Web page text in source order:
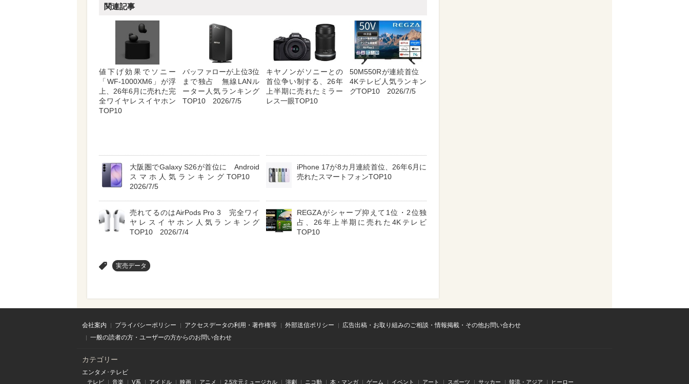
関連記事
値下げ効果でソニー
「WF-1000XM6」が浮
上、26年6月に売れた完
全ワイヤレスイヤホン
TOP10
バッファローが上位3位
まで独占 無線LANル
ーター人気ランキング
TOP10 2026/7/5
キヤノンがソニーとの
首位争い制する、26年
上半期に売れたミラー
レス一眼TOP10
50M550Rが連続首位
4Kテレビ人気ランキン
グTOP10 2026/7/5
大阪圏でGalaxy S26が首位に Android
スマホ人気ランキングTOP10
2026/7/5
iPhone 17が8カ月連続首位、26年6月に
売れたスマートフォンTOP10
売れてるのはAirPods Pro 3 完全ワイ
ヤレスイヤホン人気ランキング
TOP10 2026/7/4
REGZAがシャープ抑えて1位・2位独
占、26年上半期に売れた4Kテレビ
TOP10
実売データ
会社案内 プライバシーポリシー アクセスデータの利用・著作権等 外部送信ポリシー
広告出稿・お取り組みのご相談・情報掲載・その他お問い合わせ
一般の読者の方・ユーザーの方からのお問い合わせ
カテゴリー
エンタメ･テレビ
テレビ 音楽 V系 アイドル 映画 アニメ 2.5次元ミュージカル 演劇 ニコ動 本・マンガ ゲーム イベント アート スポーツ サッカー 韓流・アジア ヒーロー